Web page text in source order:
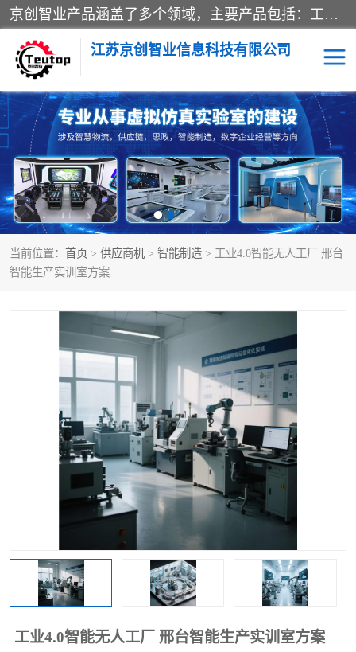
京创智业产品涵盖了多个领域，主要产品包括：工业4.0生产线解决方案，智慧物流综合实训室，教学设备与实验室建设，虚拟仿真实验室等。公司将秉持“创新、执着、诚信、共赢”的理念，以“将服务当作使命”为核心价值观，致力于为客户创造价值，与客户、合作伙伴和员工共同成长。
江苏京创智业信息科技有限公司
当前位置： 首页 > 供应商机 > 智能制造 > 工业4.0智能无人工厂 邢台
智能生产实训室方案
工业4.0智能无人工厂 邢台智能生产实训室方案
VR物流实训 低碳供应链
生产系统仿真 冷链物流
供应链管理 思政
智慧零售实训 智能制造
物流数字孪生
工业工程实训室